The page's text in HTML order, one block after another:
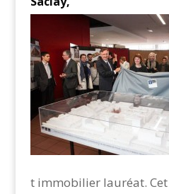
t immobilier lauréat.